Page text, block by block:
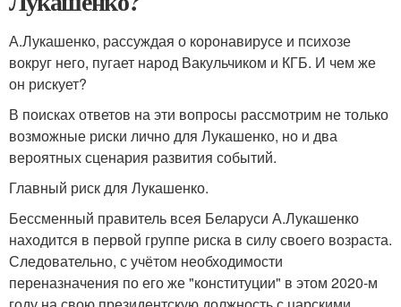
А.Лукашенко, рассуждая о коронавирусе и психозе
вокруг него, пугает народ Вакульчиком и КГБ. И чем же
он рискует?
В поисках ответов на эти вопросы рассмотрим не только
возможные риски лично для Лукашенко, но и два
вероятных сценария развития событий.
Главный риск для Лукашенко.
Бессменный правитель всея Беларуси А.Лукашенко
находится в первой группе риска в силу своего возраста.
Следовательно, с учётом необходимости
переназначения по его же "конституции" в этом 2020-м